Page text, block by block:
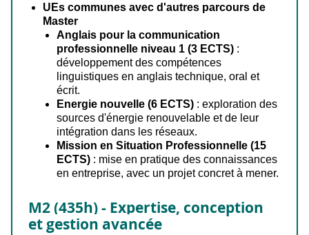
UEs communes avec d'autres parcours de
Master
Anglais pour la communication
professionnelle niveau 1 (3 ECTS) :
développement des compétences
linguistiques en anglais technique, oral et
écrit.
Energie nouvelle (6 ECTS) : exploration des
sources d'énergie renouvelable et de leur
intégration dans les réseaux.
Mission en Situation Professionnelle (15
ECTS) : mise en pratique des connaissances
en entreprise, avec un projet concret à mener.
M2 (435h) -Expertise, conception
et gestion avancée